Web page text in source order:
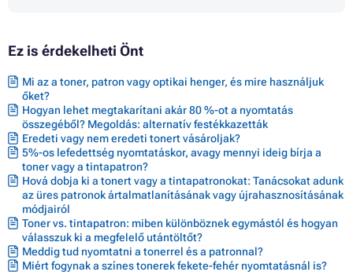
Toner SAMSUNG XPRESS SL-M2078 SERIES
Toner SAMSUNG XPRESS SL-M2078F
Toner SAMSUNG XPRESS SL-M2078W
Ez is érdekelheti Önt
Mi az a toner, patron vagy optikai henger, és mire használjuk
őket?
Hogyan lehet megtakarítani akár 80 %-ot a nyomtatás
összegéből? Megoldás: alternatív festékkazetták
Eredeti vagy nem eredeti tonert vásároljak?
5%-os lefedettség nyomtatáskor, avagy mennyi ideig bírja a
toner vagy a tintapatron?
Hová dobja ki a tonert vagy a tintapatronokat: Tanácsokat adunk
az üres patronok ártalmatlanításának vagy újrahasznosításának
módjairól
Toner vs. tintapatron: miben különböznek egymástól és hogyan
válasszuk ki a megfelelő utántöltőt?
Meddig tud nyomtatni a tonerrel és a patronnal?
Miért fogynak a színes tonerek fekete-fehér nyomtatásnál is?